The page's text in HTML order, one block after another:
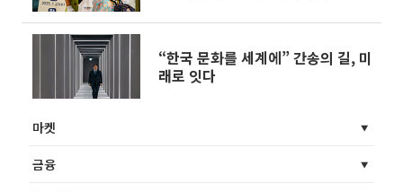
“한국 문화를 세계에” 간송의 길, 미
래로 잇다
마켓
금융